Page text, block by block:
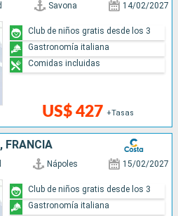
Savona 14/02/2027
US$ 427 +Tasas
Club de niños gratis desde los 3
Gastronomía italiana
Comidas incluidas
FRANCIA
Nápoles 15/02/2027
Club de niños gratis desde los 3
Gastronomía italiana